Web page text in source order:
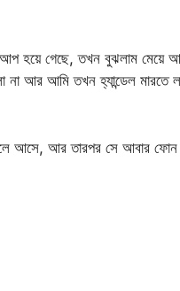
হয়ে গেছে, তখন বুঝলাম মেয়ে
না আর আমি তখন হ্যান্ডেল
আর তারপর সে আবার ফোন